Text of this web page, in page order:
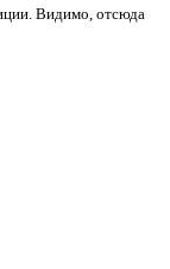
Видимо, отсюда